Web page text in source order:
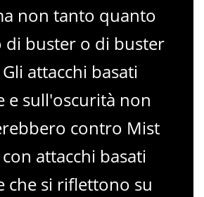
non tanto quanto
di buster o di buster
attacchi basati
e sull'oscurità non
contro Mist
attacchi basati
che si riflettono su